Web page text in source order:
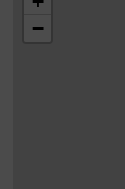
−